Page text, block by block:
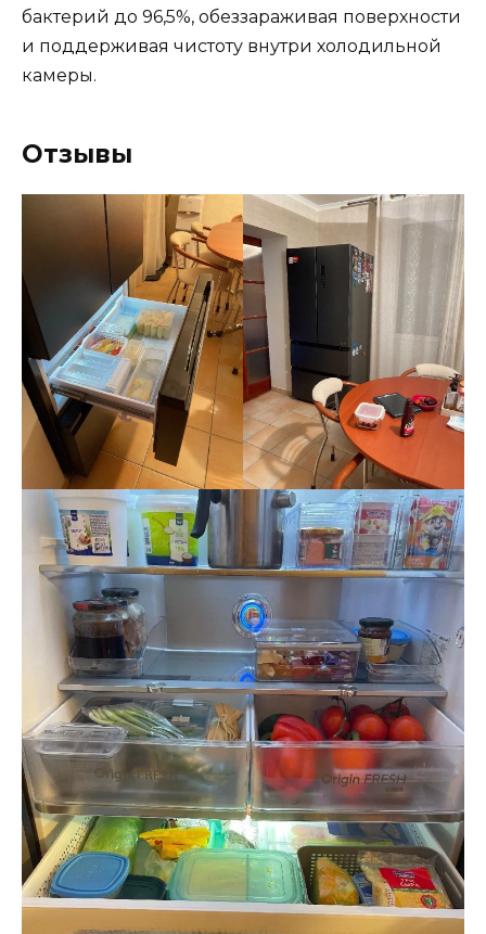
бактерий до 96,5%, обеззараживая поверхности
и поддерживая чистоту внутри холодильной
камеры.
Отзывы